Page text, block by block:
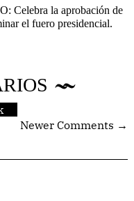
Celebra la aprobación de
el fuero presidencial.
Newer Comments →